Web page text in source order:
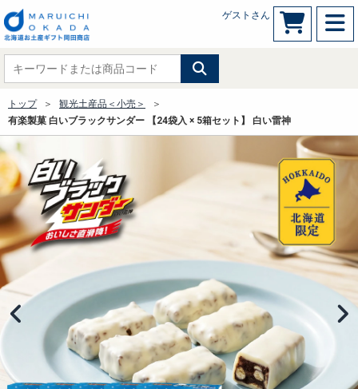
ゲストさん
トップ
観光土産品＜小売＞
有楽製菓 白いブラックサンダー 【24袋入 × 5箱セット】 白い雷神